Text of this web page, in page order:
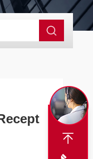
体标记试剂盒 G1064